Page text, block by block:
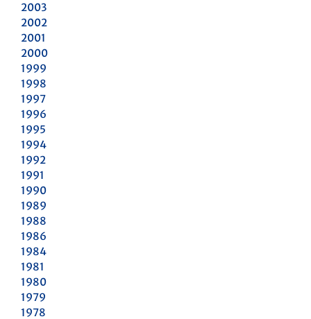
2003
2002
2001
2000
1999
1998
1997
1996
1995
1994
1992
1991
1990
1989
1988
1986
1984
1981
1980
1979
1978